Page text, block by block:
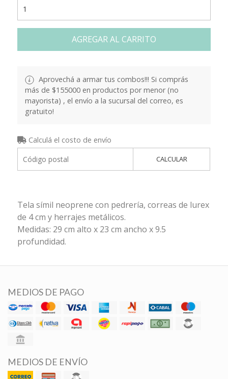
AGREGAR AL CARRITO
Aprovechá a armar tus combos!!! Si comprás
más de $155000 en productos por menor (no
mayorista) , el envío a la sucursal del correo, es
gratuito!
Calculá el costo de envío
CALCULAR
Tela símil neoprene con pedrería, correas de lurex
de 4 cm y herrajes metálicos.
Medidas: 29 cm alto x 23 cm ancho x 9.5
profundidad.
MEDIOS DE PAGO
MEDIOS DE ENVÍO